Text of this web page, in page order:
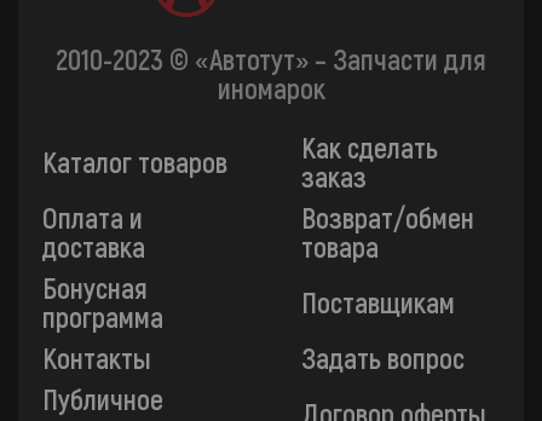
2010-2023 © «Автотут» – Запчасти для
иномарок
Каталог товаров
Как сделать
заказ
Оплата и
доставка
Возврат/обмен
товара
Бонусная
программа
Поставщикам
Контакты
Задать вопрос
Публичное
Договор оферты